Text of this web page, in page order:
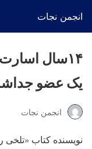
انجمن نجات
۱۴سال
یک عضو
انجمن نجات
نویسنده کتاب